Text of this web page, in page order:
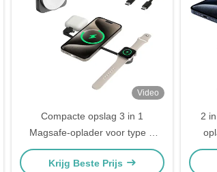
Video
Compacte opslag 3 in 1
Magsafe-oplader voor type C
koptelefoon
Krijg Beste Prijs
2